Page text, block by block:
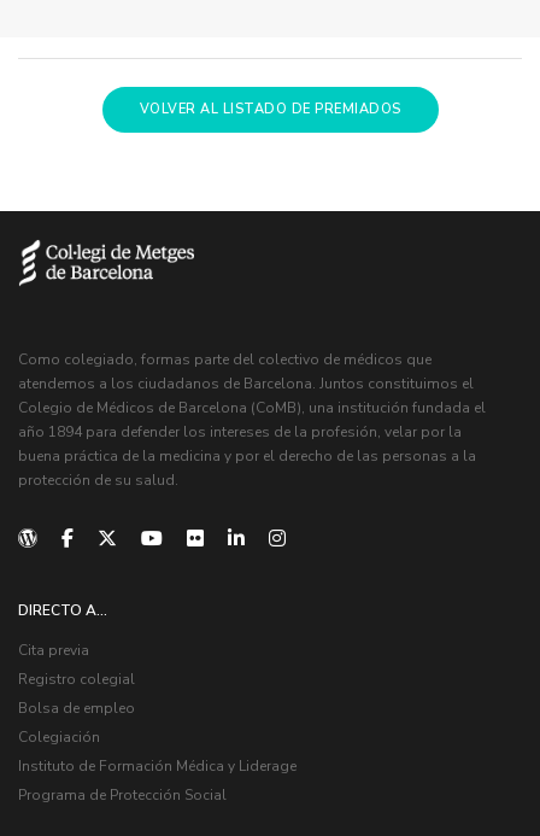
VOLVER AL LISTADO DE PREMIADOS
Como colegiado, formas parte del colectivo de médicos que
atendemos a los ciudadanos de Barcelona. Juntos constituimos el
Colegio de Médicos de Barcelona (CoMB), una institución fundada el
año 1894 para defender los intereses de la profesión, velar por la
buena práctica de la medicina y por el derecho de las personas a la
protección de su salud.
DIRECTO A...
Cita previa
Registro colegial
Bolsa de empleo
Colegiación
Instituto de Formación Médica y Liderage
Programa de Protección Social